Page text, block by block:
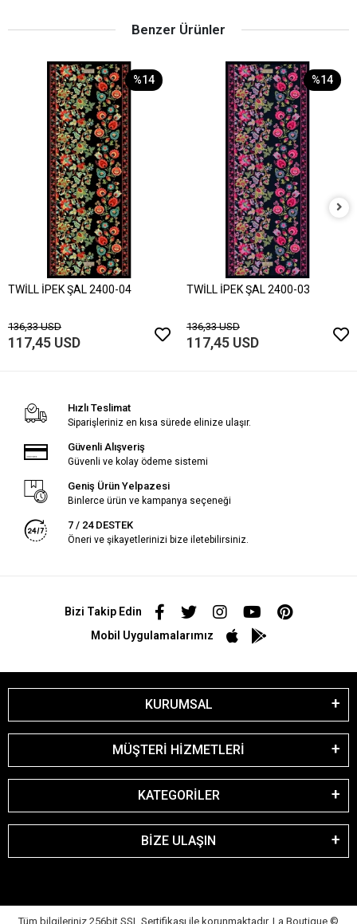
Benzer Ürünler
%14
TWİLL İPEK ŞAL 2400-04
136,33 USD
117,45 USD
%14
TWİLL İPEK ŞAL 2400-03
136,33 USD
117,45 USD
Hızlı Teslimat
Siparişleriniz en kısa sürede elinize ulaşır.
Güvenli Alışveriş
Güvenli ve kolay ödeme sistemi
Geniş Ürün Yelpazesi
Binlerce ürün ve kampanya seçeneği
7 / 24 DESTEK
Öneri ve şikayetlerinizi bize iletebilirsiniz.
Bizi Takip Edin
Mobil Uygulamalarımız
KURUMSAL
MÜŞTERİ HİZMETLERİ
KATEGORİLER
BİZE ULAŞIN
Tüm bilgileriniz 256bit SSL Sertifikası ile korunmaktadır. La Boutique ©